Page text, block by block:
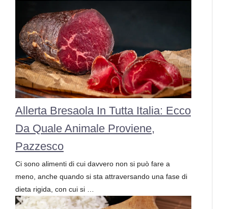
Allerta Bresaola In Tutta Italia: Ecco
Da Quale Animale Proviene,
Pazzesco
Ci sono alimenti di cui davvero non si può fare a
meno, anche quando si sta attraversando una fase di
dieta rigida, con cui si …